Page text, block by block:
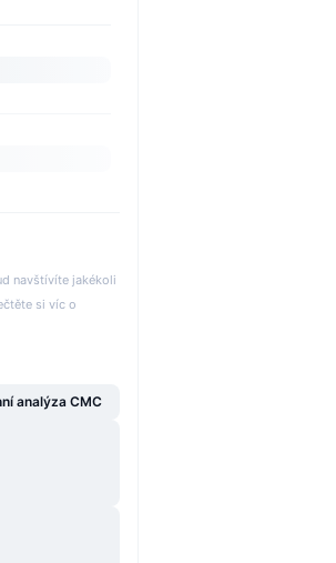
navštívíte jakékoli
si víc o
analýza CMC